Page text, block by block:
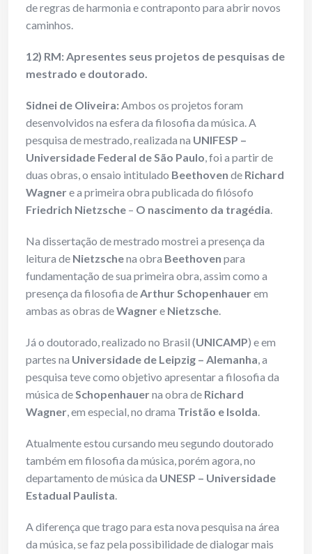
de regras de harmonia e contraponto para abrir novos
caminhos.
12) RM: Apresentes seus projetos de pesquisas de
mestrado e doutorado.
Sidnei de Oliveira:Ambos os projetos foram
desenvolvidos na esfera da filosofia da música. A
pesquisa de mestrado, realizada na UNIFESP –
Universidade Federal de São Paulo, foi a partir de
duas obras, o ensaio intitulado Beethoven de Richard
Wagnere a primeira obra publicada do filósofo
Friedrich Nietzsche – O nascimento da tragédia.
Na dissertação de mestrado mostrei a presença da
leitura de Nietzschena obra Beethoven para
fundamentação de sua primeira obra, assim como a
presença da filosofia deArthur Schopenhauerem
ambas as obras deWagnere Nietzsche.
Já o doutorado, realizado no Brasil (UNICAMP) e em
partes na Universidade de Leipzig – Alemanha, a
pesquisa teve como objetivo apresentar a filosofia da
música deSchopenhauerna obra de Richard
Wagner, em especial, no drama Tristão e Isolda.
Atualmente estou cursando meu segundo doutorado
também em filosofia da música, porém agora, no
departamento de música da UNESP – Universidade
Estadual Paulista.
A diferença que trago para esta nova pesquisa na área
da música, se faz pela possibilidade de dialogar mais